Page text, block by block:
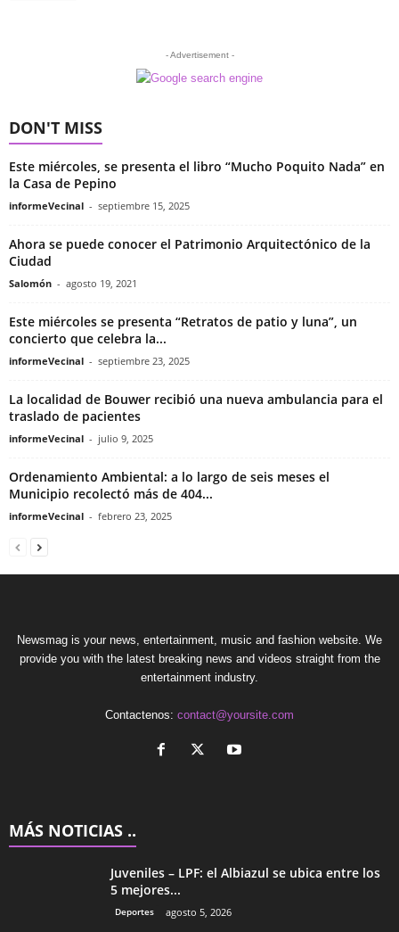
- Advertisement -
DON'T MISS
Este miércoles, se presenta el libro “Mucho Poquito Nada” en
la Casa de Pepino
informeVecinal - septiembre 15, 2025
Ahora se puede conocer el Patrimonio Arquitectónico de la
Ciudad
Salomón - agosto 19, 2021
Este miércoles se presenta “Retratos de patio y luna”, un
concierto que celebra la...
informeVecinal - septiembre 23, 2025
La localidad de Bouwer recibió una nueva ambulancia para el
traslado de pacientes
informeVecinal - julio 9, 2025
Ordenamiento Ambiental: a lo largo de seis meses el
Municipio recolectó más de 404...
informeVecinal - febrero 23, 2025
Newsmag is your news, entertainment, music and fashion website. We
provide you with the latest breaking news and videos straight from the
entertainment industry.
Contactenos: contact@yoursite.com
MÁS NOTICIAS ..
Juveniles – LPF: el Albiazul se ubica entre los
5 mejores...
Deportes agosto 5, 2026